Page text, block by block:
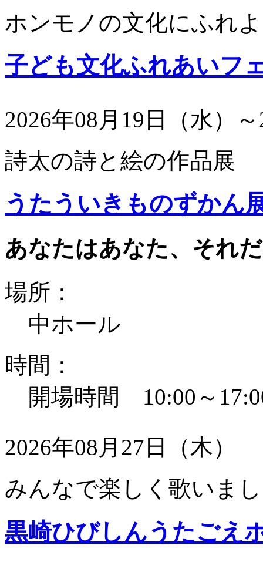
ホンモノの文化にふれ
子ども文化ふれあいフ
2026年08月19日（水）
詩太の詩と絵の作品展
うたういきものずかん
あなたはあなた、それ
場所：
中ホール
時間：
開場時間 10:00～
2026年08月27日（木）
みんなで楽しく歌いま
黒崎ひびしんうたごえ